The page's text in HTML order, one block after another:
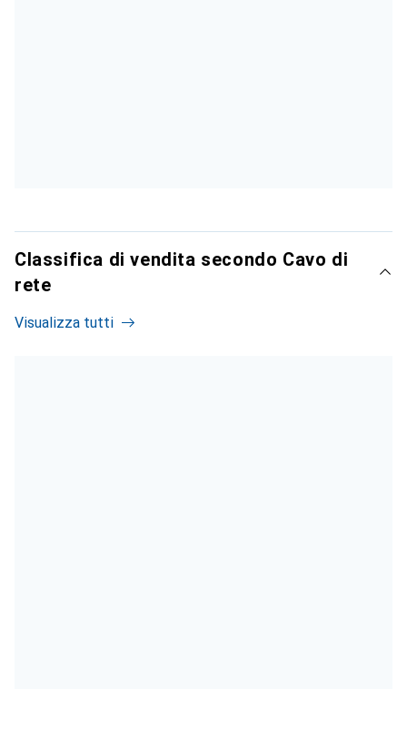
Classifica di vendita secondo Cavo di
rete
Visualizza tutti